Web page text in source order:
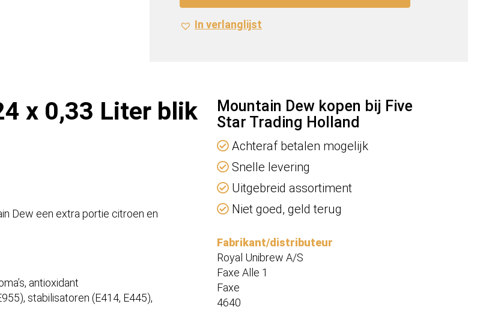
0,33
LiterIn verlanglijst
x 0,33 Liter blik
Dew een extra portie citroen en
antioxidant
stabilisatoren (E414, E445),
Mountain Dew kopen bij Five
Star Trading Holland
Achteraf betalen mogelijk
Snelle levering
Uitgebreid assortiment
Niet goed, geld terug
Fabrikant/distributeur
Royal Unibrew A/S
Faxe Alle 1
Faxe
4640